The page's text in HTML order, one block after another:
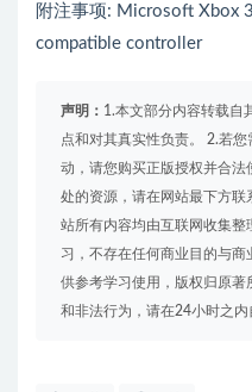
附注事项: Microsoft Xbox
compatible controller
声明： 1.本文部分内容转载自
点和对其真实性负责。 2.若
动，请您购买正版授权并合法
处的资源，请在网站最下方
站所有内容均由互联网收集
习，不存在任何商业目的与商
供参考学习使用，版权归原著
和非法行为，请在24小时之内